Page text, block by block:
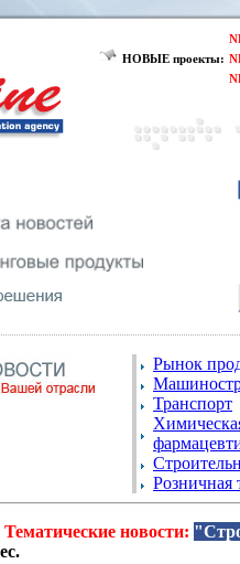
НОВЫЕ проекты:
Рынок
Транспорт
Розничная
новости: